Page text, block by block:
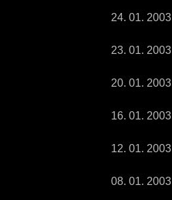
24. 01. 2003
23. 01. 2003
20. 01. 2003
16. 01. 2003
12. 01. 2003
08. 01. 2003